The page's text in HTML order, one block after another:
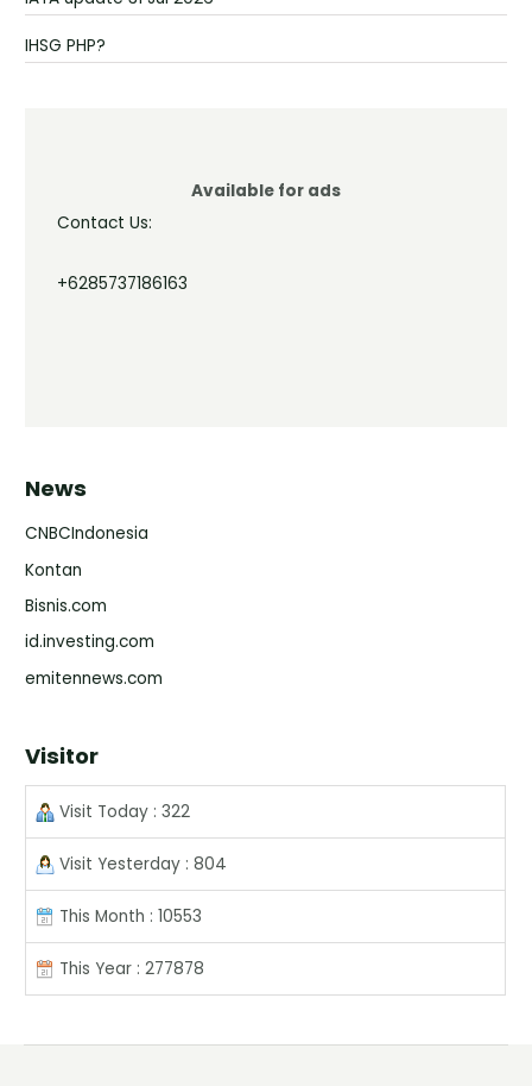
IHSG PHP?
Available for ads
Contact Us:
+6285737186163
News
CNBCIndonesia
Kontan
Bisnis.com
id.investing.com
emitennews.com
Visitor
Visit Today : 322
Visit Yesterday : 804
This Month : 10553
This Year : 277878